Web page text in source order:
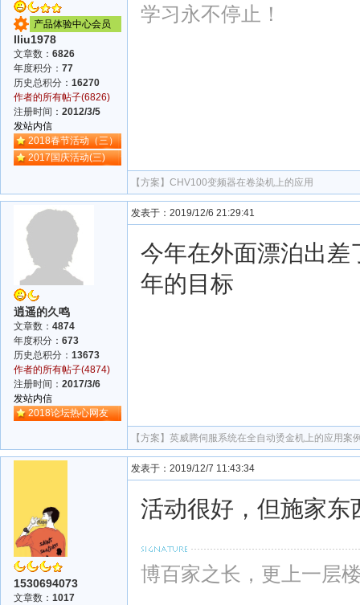
产品体验中心会员
lliu1978
文章数： 6826
年度积分： 77
历史总积分： 16270
作者的所有帖子(6826)
注册时间： 2012/3/5
发站内信
2018春节活动（三）
2017国庆活动(三)
学习永不停止！
【方案】 CHV100变频器在卷染机上的应用
逍遥的久鸣
文章数： 4874
年度积分： 673
历史总积分： 13673
作者的所有帖子(4874)
注册时间： 2017/3/6
发站内信
2018论坛热心网友
发表于：2019/12/6 21:29:41
今年在外面漂泊出
年的目标
【方案】 英威腾伺服系统在全自动烫金机上的应用案
1530694073
文章数： 1017
发表于：2019/12/7 11:43:34
活动很好，但施家东
博百家之长，更上一层